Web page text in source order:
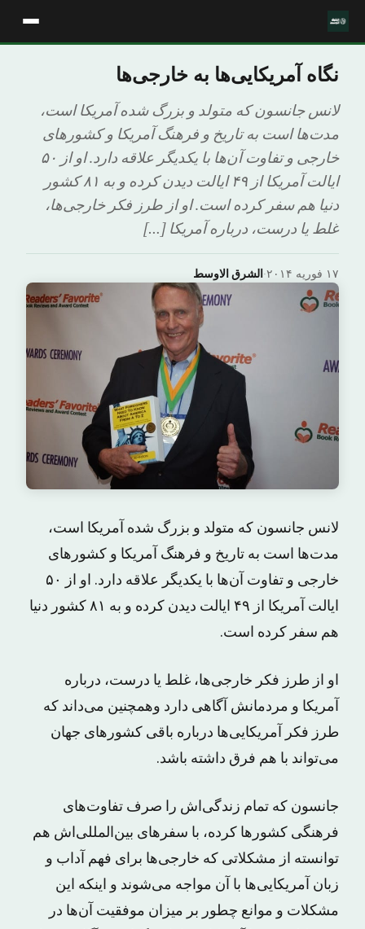
نگاه آمریکایی‌ها به خارجی‌ها
لانس جانسون که متولد و بزرگ شده آمریکا است،
مدت‌ها است به تاریخ و فرهنگ آمریکا و کشورهای
خارجی و تفاوت آن‌ها با یکدیگر علاقه دارد. او از ۵۰
ایالت آمریکا از ۴۹ ایالت دیدن کرده و به ۸۱ کشور
دنیا هم سفر کرده است. او از طرز فکر خارجی‌ها،
غلط یا درست، درباره آمریکا […]
الشرق الاوسط· ۱۷ فوریه ۲۰۱۴
لانس جانسون که متولد و بزرگ شده آمریکا است،
مدت‌ها است به تاریخ و فرهنگ آمریکا و کشورهای
خارجی و تفاوت آن‌ها با یکدیگر علاقه دارد. او از ۵۰
ایالت آمریکا از ۴۹ ایالت دیدن کرده و به ۸۱ کشور دنیا
هم سفر کرده است.
او از طرز فکر خارجی‌ها، غلط یا درست، درباره
آمریکا و مردمانش آگاهی دارد وهمچنین می‌داند که
طرز فکر آمریکایی‌ها درباره باقی کشورهای جهان
می‌تواند با هم فرق داشته باشد.
جانسون که تمام زندگی‌اش را صرف تفاوت‌های
فرهنگی کشورها کرده، با سفرهای بین‌المللی‌اش هم
توانسته از مشکلاتی که خارجی‌ها برای فهم آداب و
زبان آمریکا‌یی‌ها با آن مواجه می‌شوند و اینکه این
مشکلات و موانع چطور بر میزان موفقیت آن‌ها در